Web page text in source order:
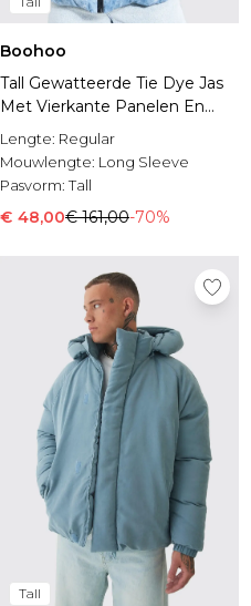
Boohoo
Tall Gewatteerde Tie Dye Jas
Met Vierkante Panelen En
Capuchon
Lengte: Regular
Mouwlengte: Long Sleeve
Pasvorm:Tall
€ 48,00€ 161,00-70%
Tall